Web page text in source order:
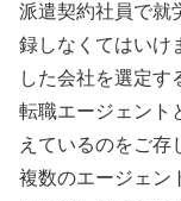
派遣契約社員で就
録しなくてはいけ
した会社を選定す
転職エージェント
えているのをご存
複数のエージェン